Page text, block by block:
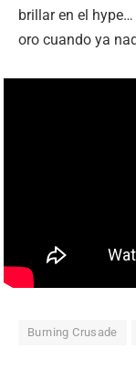
brillar en el
oro cuando ya
Burning Crusade